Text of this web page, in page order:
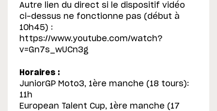
Autre lien du direct si le dispositif vidéo
ci-dessus ne fonctionne pas (début à
10h45) :
https://www.youtube.com/watch?
v=Gn7s_wUCn3g
Horaires :
JuniorGP Moto3, 1ère manche (18 tours):
11h
European Talent Cup, 1ère manche (17